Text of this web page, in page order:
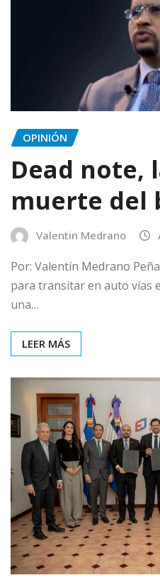
OPINIÓN
Dead note,
muerte del
Valentin Medrano
Por: Valentín Medrano
para transitar en auto vías
una…
LEER MÁS